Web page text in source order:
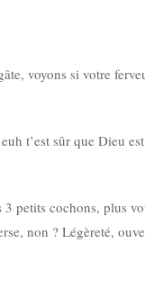
voyons si votre
euh t’est sûr que Dieu
3 petits cochons, plus
non ? Légèreté,